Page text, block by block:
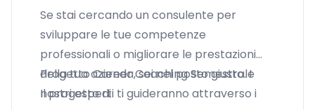
Se stai cercando un consulente per
sviluppare le tue competenze
professionali o migliorare le prestazioni
della tua azienda, sei nel posto giusto. I
nostri esperti ti guideranno attraverso i
Progetto Career Coaching Semestrale
Il progetto di